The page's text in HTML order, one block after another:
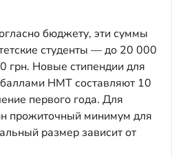
бюджету, эти суммы
студенты — до 20 000
грн. Новые стипендии для
НМТ составляют 10
первого года. Для
прожиточный минимум для
размер зависит от